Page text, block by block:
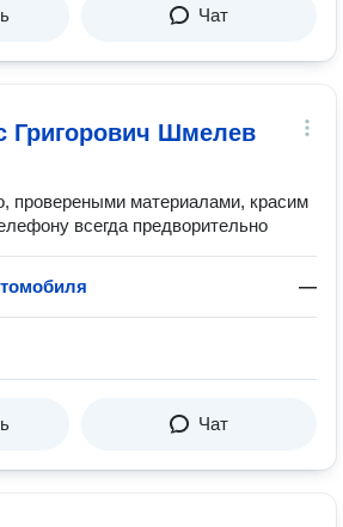
Чат
Григорович Шмелев
провереными материалами, красим
всегда предворительно
—
Чат